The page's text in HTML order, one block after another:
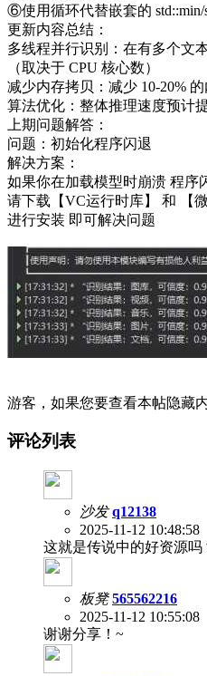
⑥使用循环代替嵌套的
更新内容总结：
多线程并行识别：在有多个文
（取决于 CPU 核心数）
减少内存拷贝：减少 10-20%
算法优化：整体推理速度预计
上期问题解答：
问题：初始化程序闪退
解决方案：
如果你在加载模型时崩溃 程序
请下载【VC运行时库】 和 【
进行安装 即可解决问题
游客，如果您要查看本帖隐藏
评论列表
沙发 q12138
2025-11-12 10:48:58
这就是传说中的好资源吗
板凳 565562216
2025-11-12 10:55:08
谢谢分享！~